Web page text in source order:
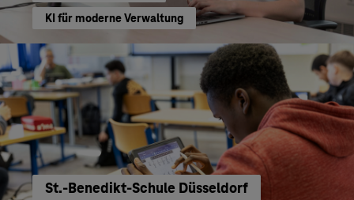
KI für moderne Verwaltung
St.-Benedikt-Schule Düsseldorf